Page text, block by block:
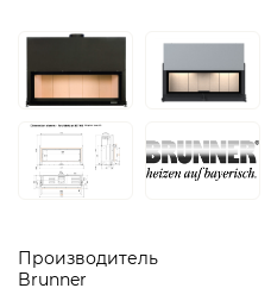
Производитель
Brunner